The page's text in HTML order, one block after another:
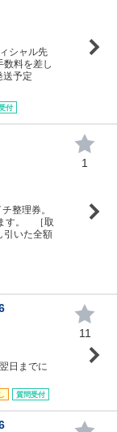
シャル先
料を差し
送予定
付
整理券。
す。 ［取
引いた全額
1
日までに
質問受付
11